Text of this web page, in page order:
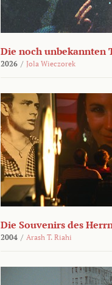
Die noch unbekannten
2026 / Jola Wieczorek
Die Souvenirs des
2004 / Arash T. Riahi